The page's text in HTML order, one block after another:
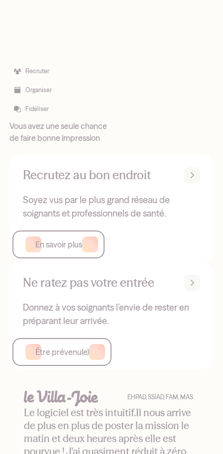
Recruter
Organiser
Fidéliser
Vous avez une seule chance
de faire bonne impression
Recrutez au bon endroit
Soyez vus par le plus grand réseau de
soignants et professionnels de santé.
En savoir plus
Ne ratez pas votre entrée
Donnez à vos soignants l’envie de rester en
préparant leur arrivée.
Être prévenu(e)
EHPAD, SSIAD, FAM, MAS
Le logiciel est très intuitif.Il nous arrive
de plus en plus de poster la mission le
matin et deux heures après elle est
pourvue ! J'ai quasiment réduit à zéro